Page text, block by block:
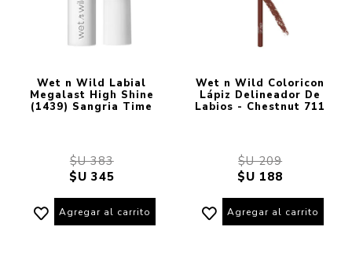
Wet n Wild Labial
Megalast High Shine
(1439) Sangria Time
$U 383
$U 345
Agregar al carrito
Wet n Wild Coloricon
Lápiz Delineador De
Labios - Chestnut 711
$U 209
$U 188
Agregar al carrito